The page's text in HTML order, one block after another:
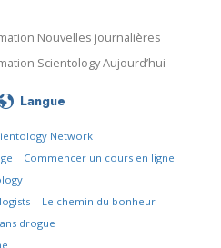
Nouvelles journalières
Scientology Aujourd’hui
Langue
Network
Commencer un cours en ligne
Le chemin du bonheur
drogue